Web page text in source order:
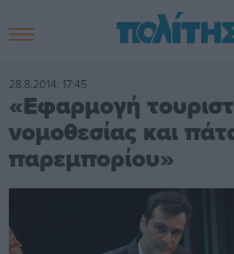
28.8.2014, 17:45
«Εφαρμογή
νομοθεσίας και
παρεμπορίου»